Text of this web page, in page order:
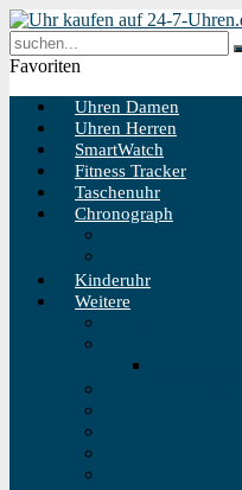
Favoriten
Uhren Damen
Uhren Herren
SmartWatch
Fitness Tracker
Taschenuhr
Chronograph
Kinderuhr
Weitere